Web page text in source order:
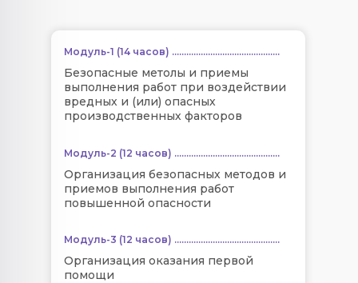
Модуль-1 (14 часов) .............................................
Безопасные метолы и приемы
выполнения работ при воздействии
вредных и (или) опасных
производственных факторов
Модуль-2 (12 часов) ............................................
Модуль-3 (12 часов) ............................................
Организация безопасных методов и
приемов выполнения работ
повышенной опасности
Организация оказания первой
помощи